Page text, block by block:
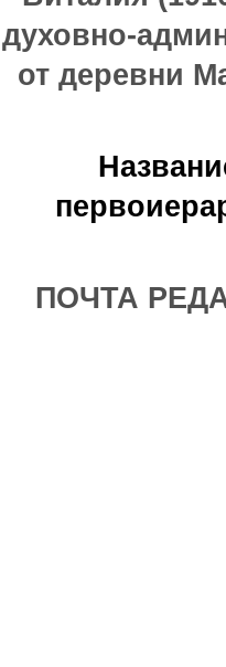
духовно-
от деревни
ПОЧТА